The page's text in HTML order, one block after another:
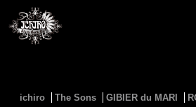
ichiro The Sons GIBIER du MARI